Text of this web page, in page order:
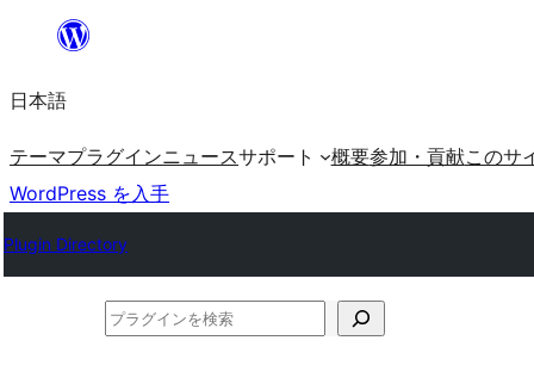
を
ッ
プ
日本語
テーマプラグインニュースサポート 概要参加・貢献このサ
WordPress を入手
Plugin Directory
プ